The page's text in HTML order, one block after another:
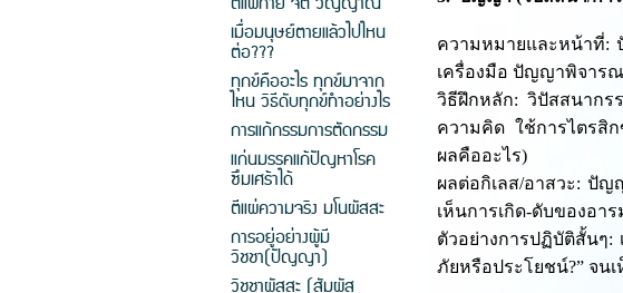
เมื่อมนุษย์ตายแล้วไปไหน
ต่อ???
ทุกข์คืออะไร ทุกข์มาจาก
ไหน วิธีดับทุกข์ทำอย่างไร
การแก้กรรมการตัดกรรม
แก่นมรรคแก้ปัญหาโรค
ซึมเศร้าได้
ตีแผ่ความจริง มโนผัสสะ
การอยู่อย่างผู้มี
วิชชา(ปัญญา)
วิชชาผัสสะ (สัมผัส
ความหมายและหน้าที่:
เครื่องมือ ปัญญาพิจาร
วิธีฝึกหลัก: วิปัสสนากร
ความคิด ใช้การไตรสิ
ผลคืออะไร)
ผลต่อกิเลส/อาสวะ: ปัญ
เห็นการเกิด-ดับของอา
ตัวอย่างการปฏิบัติสั้นๆ:
ภัยหรือประโยชน์?” จน